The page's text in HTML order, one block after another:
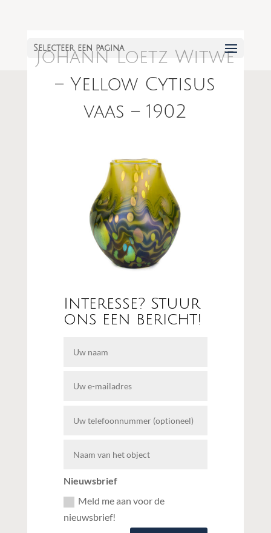
Selecteer een pagina
Johann Loetz Witwe
– Yellow Cytisus
vaas – 1902
Interesse? Stuur
ons een bericht!
Nieuwsbrief
Meld me aan voor de
nieuwsbrief!